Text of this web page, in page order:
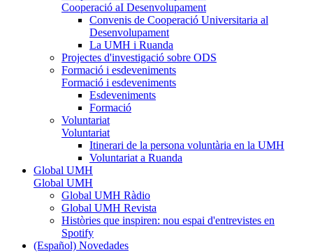
Cooperació aI Desenvolupament
Convenis de Cooperació Universitaria al
Desenvolupament
La UMH i Ruanda
Projectes d'investigació sobre ODS
Formació i esdeveniments
Formació i esdeveniments
Esdeveniments
Formació
Voluntariat
Voluntariat
Itinerari de la persona voluntària en la UMH
Voluntariat a Ruanda
Global UMH
Global UMH
Global UMH Ràdio
Global UMH Revista
Històries que inspiren: nou espai d'entrevistes en
Spotify
(Español) Novedades